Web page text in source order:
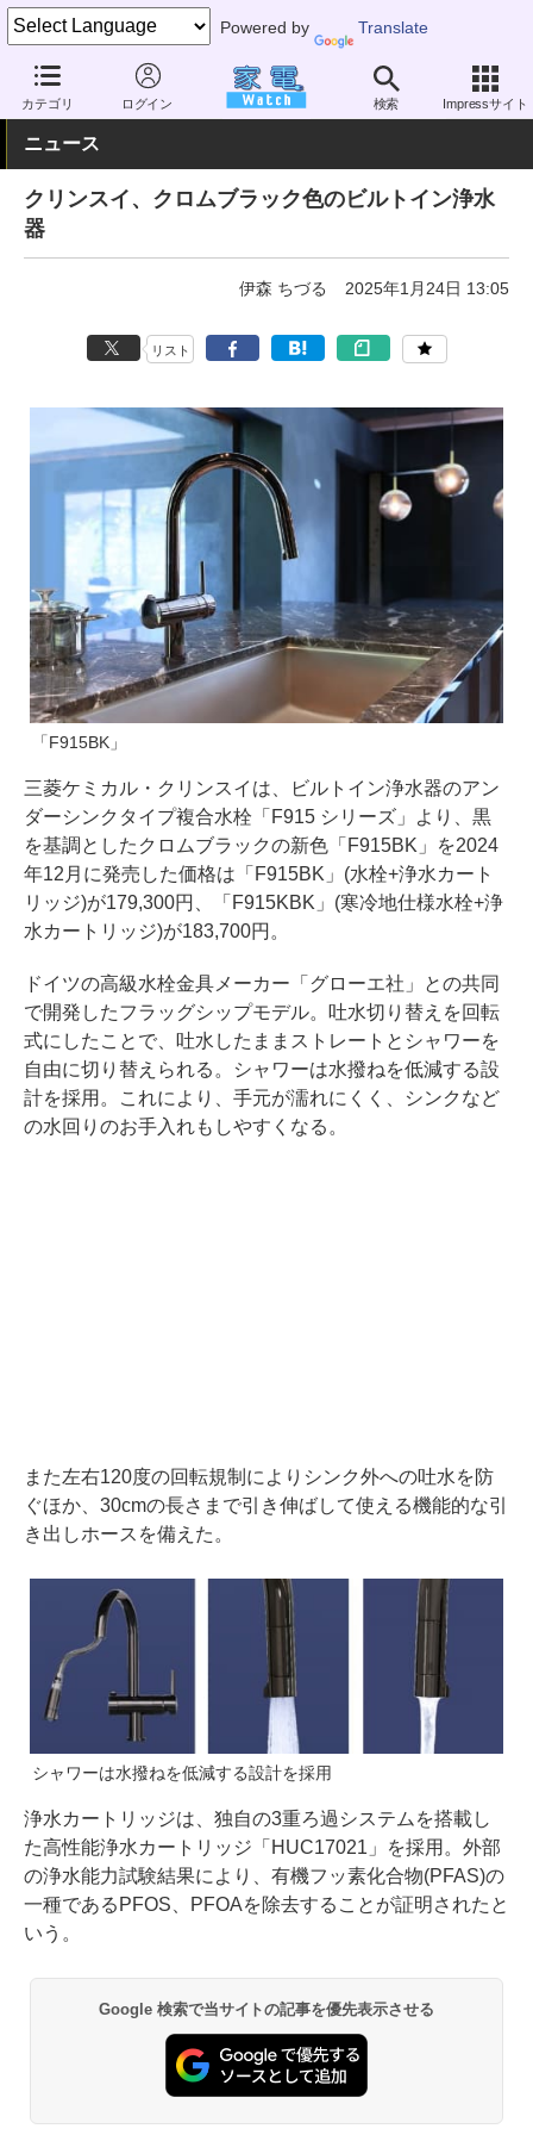
Powered by Translate
カテゴリ ログイン 検索 Impressサイト
家電 Watch 生活家電 キッチン家電 浄水・整水器
ニュース
クリンスイ、クロムブラック色のビルトイン浄水
器
伊森 ちづる 2025年1月24日 13:05
リスト
「F915BK」
三菱ケミカル・クリンスイは、ビルトイン浄水器のアン
ダーシンクタイプ複合水栓「F915 シリーズ」より、黒
を基調としたクロムブラックの新色「F915BK」を2024
年12月に発売した価格は「F915BK」(水栓+浄水カート
リッジ)が179,300円、「F915KBK」(寒冷地仕様水栓+浄
水カートリッジ)が183,700円。
ドイツの高級水栓金具メーカー「グローエ社」との共同
で開発したフラッグシップモデル。吐水切り替えを回転
式にしたことで、吐水したままストレートとシャワーを
自由に切り替えられる。シャワーは水撥ねを低減する設
計を採用。これにより、手元が濡れにくく、シンクなど
の水回りのお手入れもしやすくなる。
また左右120度の回転規制によりシンク外への吐水を防
ぐほか、30cmの長さまで引き伸ばして使える機能的な引
き出しホースを備えた。
シャワーは水撥ねを低減する設計を採用
浄水カートリッジは、独自の3重ろ過システムを搭載し
た高性能浄水カートリッジ「HUC17021」を採用。外部
の浄水能力試験結果により、有機フッ素化合物(PFAS)の
一種であるPFOS、PFOAを除去することが証明されたと
いう。
Google 検索で当サイトの記事を優先表示させる